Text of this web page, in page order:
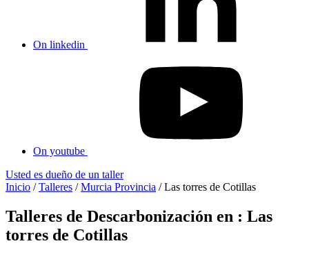
On linkedin
On youtube
Usted es dueño de un taller
Inicio /Talleres /Murcia Provincia /Las torres de Cotillas
Talleres de Descarbonización en : Las
torres de Cotillas